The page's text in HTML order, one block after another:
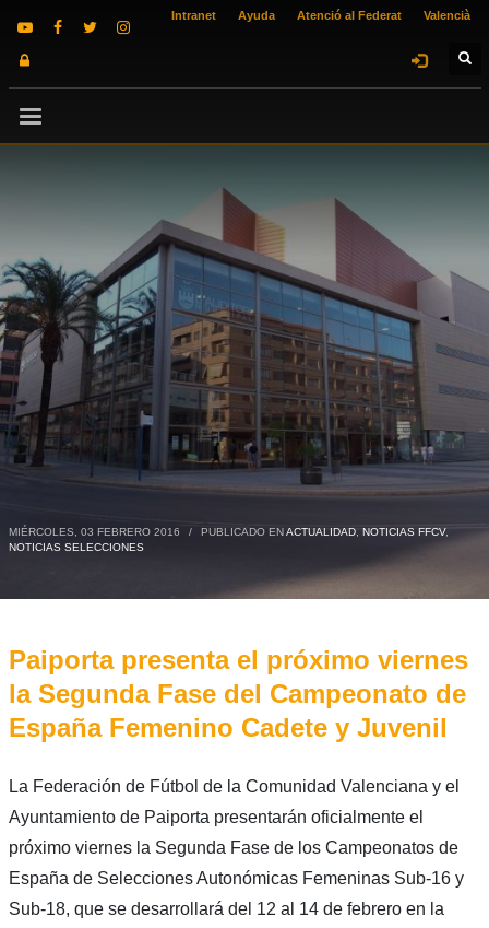
Intranet Ayuda Atenció al Federat Valencià
MIÉRCOLES, 03 FEBRERO 2016 / PUBLICADO ENACTUALIDAD, NOTICIAS FFCV,
NOTICIAS SELECCIONES
Paiporta presenta el próximo viernes
la Segunda Fase del Campeonato de
España Femenino Cadete y Juvenil
La Federación de Fútbol de la Comunidad Valenciana y el
Ayuntamiento de Paiporta presentarán oficialmente el
próximo viernes la Segunda Fase de los Campeonatos de
España de Selecciones Autonómicas Femeninas Sub-16 y
Sub-18, que se desarrollará del 12 al 14 de febrero en la